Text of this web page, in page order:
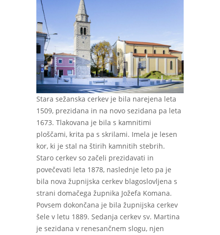
Stara sežanska cerkev je bila narejena leta
1509, prezidana in na novo sezidana pa leta
1673. Tlakovana je bila s kamnitimi
ploščami, krita pa s skrilami. Imela je lesen
kor, ki je stal na štirih kamnitih stebrih.
Staro cerkev so začeli prezidavati in
povečevati leta 1878, naslednje leto pa je
bila nova župnijska cerkev blagoslovljena s
strani domačega župnika Jožefa Komana.
Povsem dokončana je bila župnijska cerkev
šele v letu 1889. Sedanja cerkev sv. Martina
je sezidana v renesančnem slogu, njen